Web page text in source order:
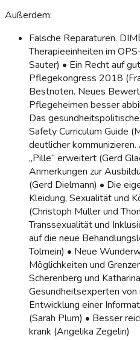
Außerdem:
Falsche Reparaturen.
Therapieeinheiten im
Sauter) • Ein Recht auf
Pflegekongress 2018
Bestnoten. Neues
Pflegeheimen besser
Das
Safety Curriculum Guide
deutlicher
„Pille“ erweitert (Gerd
Anmerkungen zur
(Gerd Dielmann) • Die
Kleidung, Sexualität und
(Christoph Müller und
Transsexualität und
auf die neue
Tolmein) • Neue
Möglichkeiten und
Scherenberg und
Gesundheitsexperten von
Entwicklung einer
(Sarah Plum) • Besser
krank (Angelika Zegelin)